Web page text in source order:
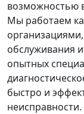
возможностью
Мы работаем
обслуживания
опытных
быстро и
неисправности.